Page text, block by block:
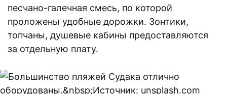
песчано-галечная смесь, по которой
проложены удобные дорожки. Зонтики,
топчаны, душевые кабины предоставляются
за отдельную плату.